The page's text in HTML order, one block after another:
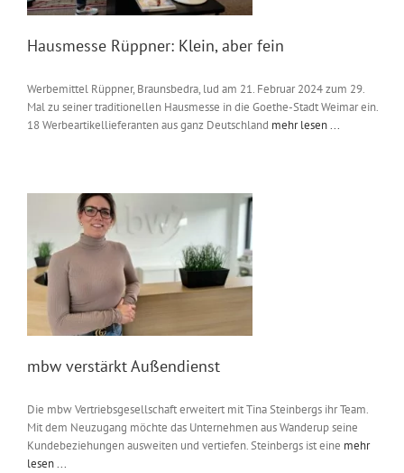
Hausmesse Rüppner: Klein, aber fein
Werbemittel Rüppner, Braunsbedra, lud am 21. Februar 2024 zum 29.
Mal zu seiner traditionellen Hausmesse in die Goethe-Stadt Weimar ein.
18 Werbeartikellieferanten aus ganz Deutschland mehr lesen ...
mbw verstärkt Außendienst
Die mbw Vertriebsgesellschaft erweitert mit Tina Steinbergs ihr Team.
Mit dem Neuzugang möchte das Unternehmen aus Wanderup seine
Kundebeziehungen ausweiten und vertiefen. Steinbergs ist eine mehr
lesen ...